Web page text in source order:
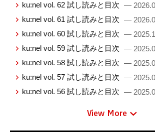
ku:nel vol. 62 試し読みと目次 —
ku:nel vol. 61 試し読みと目次 —
ku:nel vol. 60 試し読みと目次 —
ku:nel vol. 59 試し読みと目次 —
ku:nel vol. 58 試し読みと目次 —
ku:nel vol. 57 試し読みと目次 —
ku:nel vol. 56 試し読みと目次 —
View More